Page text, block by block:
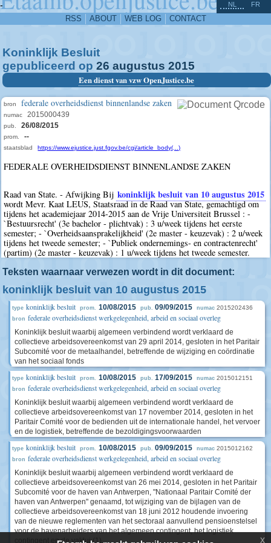
-
RSS ABOUT WEB LOG CONTACT
NL FR
Koninklijk Besluit
gepubliceerd op 26 augustus 2015
Een dienst van vzw OpenJustice.be
bron federale overheidsdienst binnenlandse zaken
numac 2015000439
pub. 26/08/2015
prom. --
staatsblad https://www.ejustice.just.fgov.be/cgi/article_body(...)
FEDERALE OVERHEIDSDIENST BINNENLANDSE ZAKEN
Raad van State. - Afwijking Bij koninklijk besluit van 10 augustus 2015
wordt Mevr. Kaat LEUS, Staatsraad in de Raad van State, gemachtigd om
tijdens het academiejaar 2014-2015 aan de Vrije Universiteit Brussel : -
`Bestuursrecht' (3e bachelor - plichtvak) : 3 u/week tijdens het eerste
semester; - `Overheidsaansprakelijkheid' (2e master - keuzevak) : 2 u/week
tijdens het tweede semester; - `Publiek ondernemings- en contractenrecht'
(partim) (2e master - keuzevak) : 1 u/week tijdens het tweede semester.
Teksten waarnaar verwezen wordt in dit document:
koninklijk besluit van 10 augustus 2015
type koninklijk besluit prom. 10/08/2015 pub. 09/09/2015 numac 2015202436
bron federale overheidsdienst werkgelegenheid, arbeid en sociaal overleg
Koninklijk besluit waarbij algemeen verbindend wordt verklaard de
collectieve arbeidsovereenkomst van 29 april 2014, gesloten in het Paritair
Subcomité voor de metaalhandel, betreffende de wijziging en coördinatie
van het sociaal fonds
type koninklijk besluit prom. 10/08/2015 pub. 17/09/2015 numac 2015012151
bron federale overheidsdienst werkgelegenheid, arbeid en sociaal overleg
Koninklijk besluit waarbij algemeen verbindend wordt verklaard de
collectieve arbeidsovereenkomst van 17 november 2014, gesloten in het
Paritair Comité voor de bedienden uit de internationale handel, het vervoer
en de logistiek, betreffende de bezoldigingsvoorwaarden
type koninklijk besluit prom. 10/08/2015 pub. 09/09/2015 numac 2015012162
bron federale overheidsdienst werkgelegenheid, arbeid en sociaal overleg
Koninklijk besluit waarbij algemeen verbindend wordt verklaard de
collectieve arbeidsovereenkomst van 26 mei 2014, gesloten in het Paritair
Subcomité voor de haven van Antwerpen, "Nationaal Paritair Comité der
haven van Antwerpen" genaamd, tot wijziging van de bijlagen van de
collectieve arbeidsovereenkomst van 18 juni 2012 houdende invoering
van de nieuwe reglementen van het sectoraal aanvullend pensioenstelsel
voor de havenarbeiders van het algemeen contingent, het logistiek
contingent en de vaklui (1)
^
x